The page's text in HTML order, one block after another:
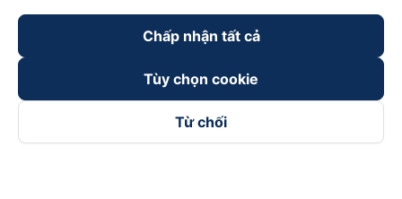
Chấp nhận tất cả
Tùy chọn cookie
Từ chối